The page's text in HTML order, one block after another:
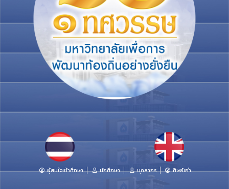
ผู้สนใจเข้าศึกษา นักศึกษา บุคลากร ศิษย์เก่า